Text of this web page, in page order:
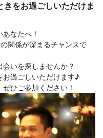
をお過ごしいただけま
なたへ！
関係が深まるチャンスで
いを探しませんか？
お過ごしいただけます♪
ひご参加ください！